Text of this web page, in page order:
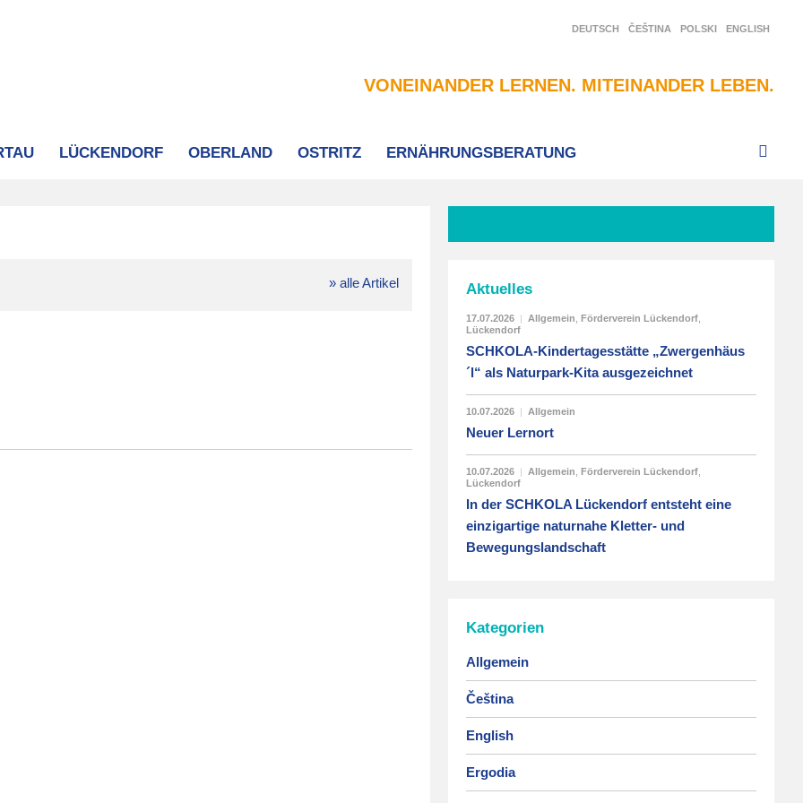
DEUTSCH ČEŠTINA POLSKI ENGLISH
VONEINANDER LERNEN. MITEINANDER LEBEN.
LÜCKENDORF OBERLAND OSTRITZ ERNÄHRUNGSBERATUNG
» alle Artikel Aktuelles
17.07.2026 | Allgemein Förderverein Lückendorf
Lückendorf
SCHKOLA-Kindertagesstätte „Zwergenhäus
´l“ als Naturpark-Kita ausgezeichnet
10.07.2026 | Allgemein
Neuer Lernort
10.07.2026 | Allgemein Förderverein Lückendorf
Lückendorf
In der SCHKOLA Lückendorf entsteht eine
einzigartige naturnahe Kletter- und
Bewegungslandschaft
Kategorien
Allgemein
Čeština
English
Ergodia